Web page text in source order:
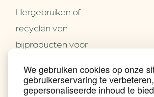
We gebruiken cookies op onze
gebruikerservaring te verbeteren,
gepersonaliseerde inhoud te
Partners
Contact
Nieuws
Praktijkverhalen
Events
Hergebruiken of
recyclen van
bijproducten voor
Energie besparen op